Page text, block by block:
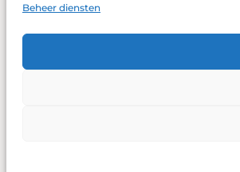
Beheer diensten